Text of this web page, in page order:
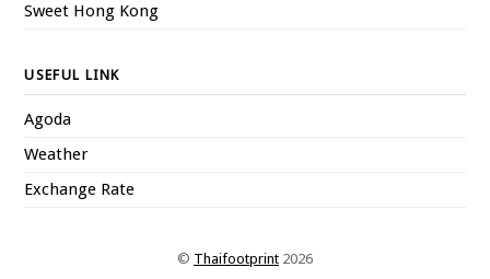
Sweet Hong Kong
USEFUL LINK
Agoda
Weather
Exchange Rate
© Thaifootprint 2026